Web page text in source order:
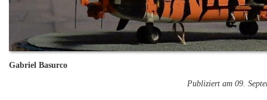
Gabriel Basurco
Publiziert am 09.